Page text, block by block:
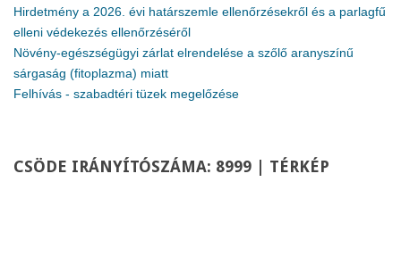
Hirdetmény a 2026. évi határszemle ellenőrzésekről és a parlagfű
elleni védekezés ellenőrzéséről
Növény-egészségügyi zárlat elrendelése a szőlő aranyszínű
sárgaság (fitoplazma) miatt
Felhívás - szabadtéri tüzek megelőzése
CSÖDE IRÁNYÍTÓSZÁMA: 8999 | TÉRKÉP